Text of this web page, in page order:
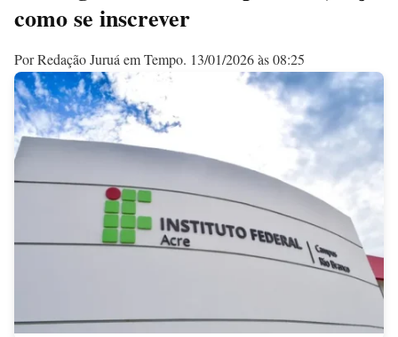
como se inscrever
Por Redação Juruá em Tempo. 13/01/2026 às 08:25